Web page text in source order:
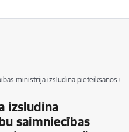
ministrija izsludina pieteikšanos
izsludina
saimniecības